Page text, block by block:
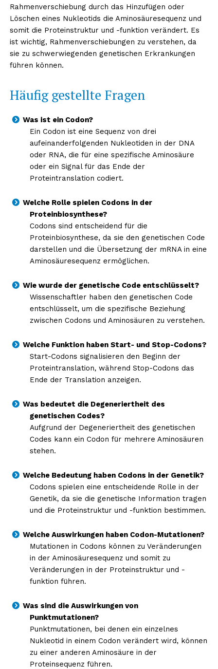
Rahmenverschiebung durch das Hinzufügen oder
Löschen eines Nukleotids die Aminosäuresequenz und
somit die Proteinstruktur und -funktion verändert. Es
ist wichtig, Rahmenverschiebungen zu verstehen, da
sie zu schwerwiegenden genetischen Erkrankungen
führen können.
Häufig gestellte Fragen
Was ist ein Codon?
Ein Codon ist eine Sequenz von drei
aufeinanderfolgenden Nukleotiden in der DNA
oder RNA, die für eine spezifische Aminosäure
oder ein Signal für das Ende der
Proteintranslation codiert.
Welche Rolle spielen Codons in der
Proteinbiosynthese?
Codons sind entscheidend für die
Proteinbiosynthese, da sie den genetischen Code
darstellen und die Übersetzung der mRNA in eine
Aminosäuresequenz ermöglichen.
Wie wurde der genetische Code entschlüsselt?
Wissenschaftler haben den genetischen Code
entschlüsselt, um die spezifische Beziehung
zwischen Codons und Aminosäuren zu verstehen.
Welche Funktion haben Start- und Stop-Codons?
Start-Codons signalisieren den Beginn der
Proteintranslation, während Stop-Codons das
Ende der Translation anzeigen.
Was bedeutet die Degeneriertheit des
genetischen Codes?
Aufgrund der Degeneriertheit des genetischen
Codes kann ein Codon für mehrere Aminosäuren
stehen.
Welche Bedeutung haben Codons in der Genetik?
Codons spielen eine entscheidende Rolle in der
Genetik, da sie die genetische Information tragen
und die Proteinstruktur und -funktion bestimmen.
Welche Auswirkungen haben Codon-Mutationen?
Mutationen in Codons können zu Veränderungen
in der Aminosäuresequenz und somit zu
Veränderungen in der Proteinstruktur und -
funktion führen.
Was sind die Auswirkungen von
Punktmutationen?
Punktmutationen, bei denen ein einzelnes
Nukleotid in einem Codon verändert wird, können
zu einer anderen Aminosäure in der
Proteinsequenz führen.